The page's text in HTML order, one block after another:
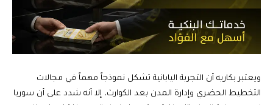
ويعتبر بكاريه أن التجربة اليابانية تشكل نموذجاً مهماً في مجالات
التخطيط الحضري وإدارة المدن بعد الكوارث، إلا أنه شدد على أن سوريا